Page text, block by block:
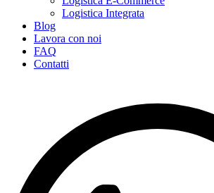
Logistica Integrata
Blog
Lavora con noi
FAQ
Contatti